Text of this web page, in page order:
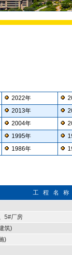
2022年
2013年
2004年
1995年
1986年
工 程 名 称
5#厂房
筑)
)